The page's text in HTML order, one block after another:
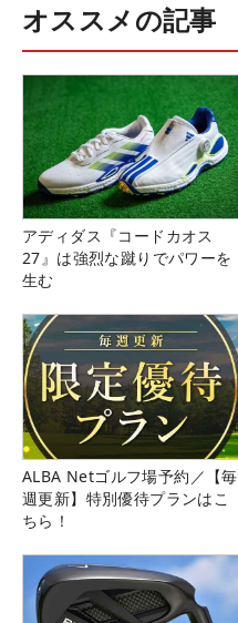
オススメの記事
アディダス『コードカオス
27』は強烈な蹴りでパワーを
生む
ALBA Netゴルフ場予約／【毎
週更新】特別優待プランはこ
ちら！